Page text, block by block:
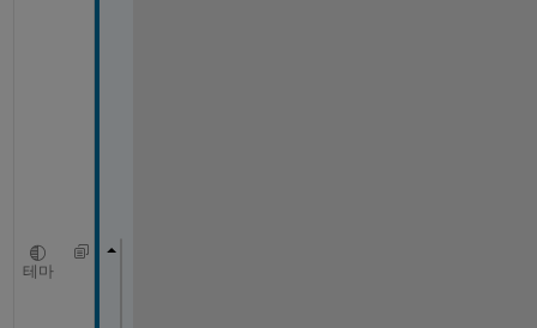
테마